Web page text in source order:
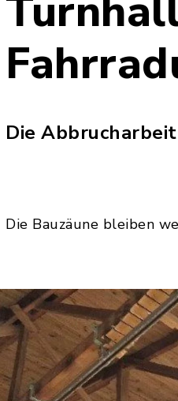
Die
Die Bauzäune bleiben